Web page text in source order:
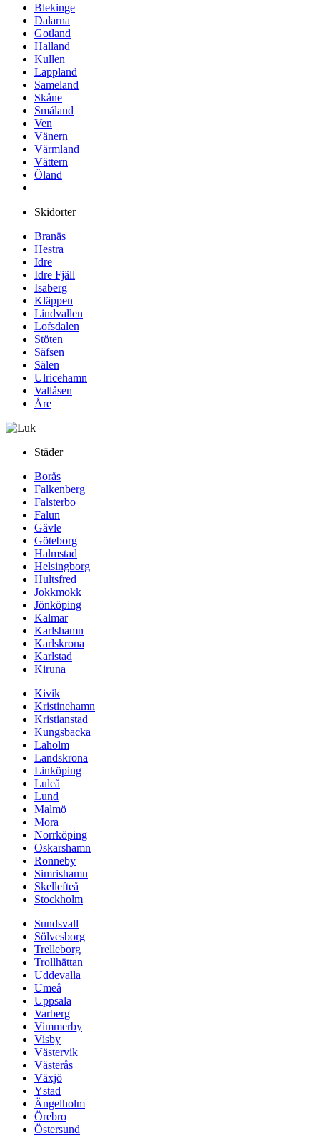
Blekinge
Dalarna
Gotland
Halland
Kullen
Lappland
Sameland
Skåne
Småland
Ven
Vänern
Värmland
Vättern
Öland
Skidorter
Branäs
Hestra
Idre
Idre Fjäll
Isaberg
Kläppen
Lindvallen
Lofsdalen
Stöten
Säfsen
Sälen
Ulricehamn
Vallåsen
Åre
Städer
Borås
Falkenberg
Falsterbo
Falun
Gävle
Göteborg
Halmstad
Helsingborg
Hultsfred
Jokkmokk
Jönköping
Kalmar
Karlshamn
Karlskrona
Karlstad
Kiruna
Kivik
Kristinehamn
Kristianstad
Kungsbacka
Laholm
Landskrona
Linköping
Luleå
Lund
Malmö
Mora
Norrköping
Oskarshamn
Ronneby
Simrishamn
Skellefteå
Stockholm
Sundsvall
Sölvesborg
Trelleborg
Trollhättan
Uddevalla
Umeå
Uppsala
Varberg
Vimmerby
Visby
Västervik
Västerås
Växjö
Ystad
Ängelholm
Örebro
Östersund